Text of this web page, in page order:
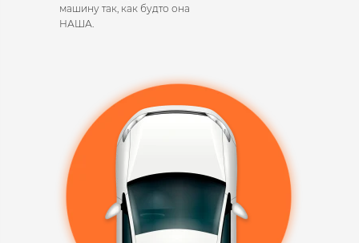
машину так, как будто она
НАША.​